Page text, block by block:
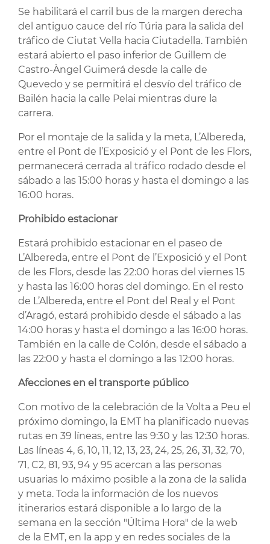
Se habilitará el carril bus de la margen derecha
del antiguo cauce del río Túria para la salida del
tráfico de Ciutat Vella hacia Ciutadella. También
estará abierto el paso inferior de Guillem de
Castro-Àngel Guimerá desde la calle de
Quevedo y se permitirá el desvío del tráfico de
Bailén hacia la calle Pelai mientras dure la
carrera.
Por el montaje de la salida y la meta, L’Albereda,
entre el Pont de l’Exposició y el Pont de les Flors,
permanecerá cerrada al tráfico rodado desde el
sábado a las 15:00 horas y hasta el domingo a las
16:00 horas.
Prohibido estacionar
Estará prohibido estacionar en el paseo de
L’Albereda, entre el Pont de l’Exposició y el Pont
de les Flors, desde las 22:00 horas del viernes 15
y hasta las 16:00 horas del domingo. En el resto
de L’Albereda, entre el Pont del Real y el Pont
d’Aragó, estará prohibido desde el sábado a las
14:00 horas y hasta el domingo a las 16:00 horas.
También en la calle de Colón, desde el sábado a
las 22:00 y hasta el domingo a las 12:00 horas.
Afecciones en el transporte público
Con motivo de la celebración de la Volta a Peu el
próximo domingo, la EMT ha planificado nuevas
rutas en 39 líneas, entre las 9:30 y las 12:30 horas.
Las líneas 4, 6, 10, 11, 12, 13, 23, 24, 25, 26, 31, 32, 70,
71, C2, 81, 93, 94 y 95 acercan a las personas
usuarias lo máximo posible a la zona de la salida
y meta. Toda la información de los nuevos
itinerarios estará disponible a lo largo de la
semana en la sección "Última Hora" de la web
de la EMT, en la app y en redes sociales de la